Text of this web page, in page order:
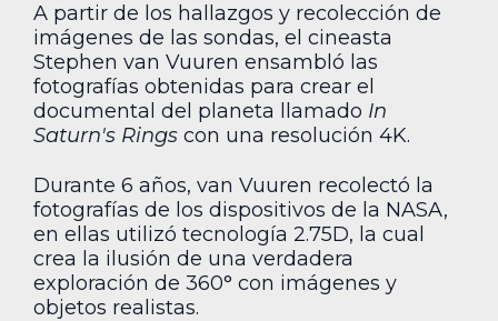
A partir de los hallazgos y recolección de
imágenes de las sondas, el cineasta
Stephen van Vuuren ensambló las
fotografías obtenidas para crear el
documental del planeta llamado In
Saturn's Rings con una resolución 4K.
Durante 6 años, van Vuuren recolectó la
fotografías de los dispositivos de la NASA,
en ellas utilizó tecnología 2.75D, la cual
crea la ilusión de una verdadera
exploración de 360° con imágenes y
objetos realistas.